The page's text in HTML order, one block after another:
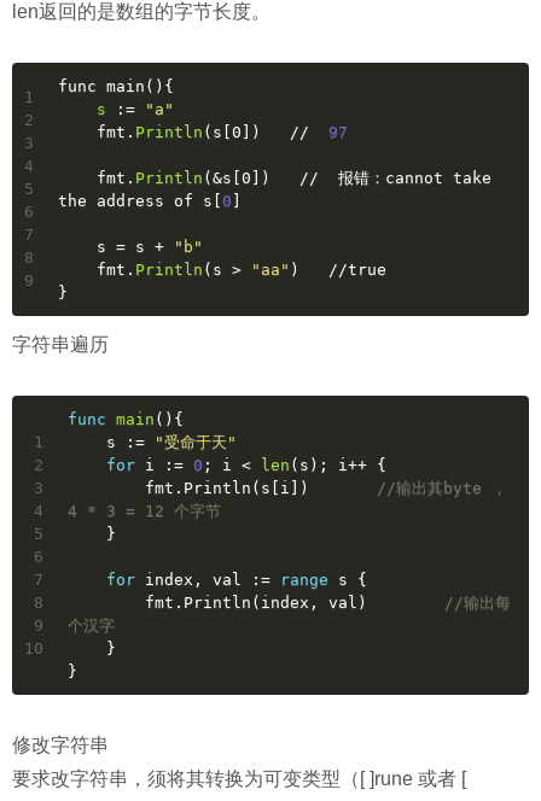
len返回的是数组的字节长度。
1
2
3
4
5
6
7
8
9
func main (){
s
:=
"a"
    fmt.
Println (s[0])   // 97
    fmt.
Println (&s[0])   //  报错：cannot take
the address of s[ 0 ]
    s = s +
"b"
    fmt.
Println (s > "aa" )   //true
}
字符串遍历
1
2
3
4
5
6
7
8
9
10
func main () {
    s :=
"受命于天"
for i := 0 ; i < len (s); i++ {
        fmt.Println(s[i])
//输出其byte ，
4 * 3 = 12 个字节
    }
for index, val := range s {
        fmt.Println(index, val)
//输出每
个汉字
    }
}
修改字符串
要求改字符串，须将其转换为可变类型（[ ]rune 或者 [